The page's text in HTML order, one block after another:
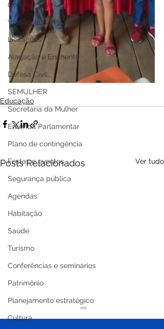
Convite
Vigilância Sanitária
Licitações
Alagação e Enchente
Defesa Civil
SEMULHER
Secretaria da Mulher
Emenda Parlamentar
Plano de contingência
Festas e eventos
Segurança pública
Agendas
Habitação
Saúde
Turismo
Conferências e seminários
Patrimônio
Planejamento estratégico
Cultura
Educação
Posts Relacionados Ver tudo